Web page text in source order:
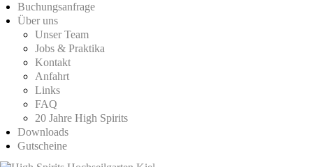
Buchungsanfrage
Über uns
Unser Team
Jobs & Praktika
Kontakt
Anfahrt
Links
FAQ
20 Jahre High Spirits
Downloads
Gutscheine